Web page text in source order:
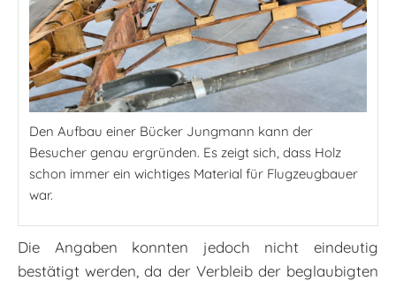
Den Aufbau einer Bücker Jungmann kann der
Besucher genau ergründen. Es zeigt sich, dass Holz
schon immer ein wichtiges Material für Flugzeugbauer
war.
Die Angaben konnten jedoch nicht eindeutig
bestätigt werden, da der Verbleib der beglaubigten